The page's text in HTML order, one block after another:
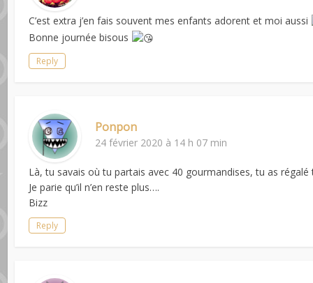
C’est extra j’en fais souvent mes enfants adorent et moi aussi
Bonne journée bisous
Reply
Ponpon
24 février 2020 à 14 h 07 min
Là, tu savais où tu partais avec 40 gourmandises, tu as
Je parie qu’il n’en reste plus….
Bizz
Reply